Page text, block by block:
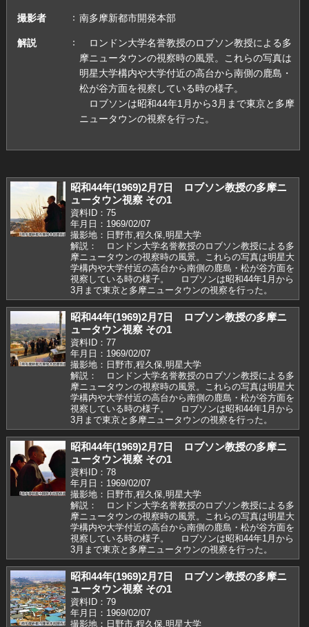
撮影者 南多摩新都市開発本部
解説
ロンドン大学名誉教授のロブソン教授による多
摩ニュータウンの視察時の風景。これらの写真は
明星大学構内や大学付近の高台から南側の鹿島・
松が谷方面を視察している時の様子。
ロブソンは昭和44年1月から3月まで東京と多摩
ニュータウンの視察を行った。
昭和44年(1969)2月7日 ロブソン教授の多摩ニ
ュータウン視察 その1
資料ID：75
年月日：1969/02/07
撮影地：日野市,程久保,明星大学
解説： ロンドン大学名誉教授のロブソン教授による多
摩ニュータウンの視察時の風景。これらの写真は明星大
学構内や大学付近の高台から南側の鹿島・松が谷方面を
視察している時の様子。 ロブソンは昭和44年1月から
3月まで東京と多摩ニュータウンの視察を行った。
昭和44年(1969)2月7日 ロブソン教授の多摩ニ
ュータウン視察 その1
資料ID：77
年月日：1969/02/07
撮影地：日野市,程久保,明星大学
解説： ロンドン大学名誉教授のロブソン教授による多
摩ニュータウンの視察時の風景。これらの写真は明星大
学構内や大学付近の高台から南側の鹿島・松が谷方面を
視察している時の様子。 ロブソンは昭和44年1月から
3月まで東京と多摩ニュータウンの視察を行った。
昭和44年(1969)2月7日 ロブソン教授の多摩ニ
ュータウン視察 その1
資料ID：78
年月日：1969/02/07
撮影地：日野市,程久保,明星大学
解説： ロンドン大学名誉教授のロブソン教授による多
摩ニュータウンの視察時の風景。これらの写真は明星大
学構内や大学付近の高台から南側の鹿島・松が谷方面を
視察している時の様子。 ロブソンは昭和44年1月から
3月まで東京と多摩ニュータウンの視察を行った。
昭和44年(1969)2月7日 ロブソン教授の多摩ニ
ュータウン視察 その1
資料ID：79
年月日：1969/02/07
撮影地：日野市,程久保,明星大学